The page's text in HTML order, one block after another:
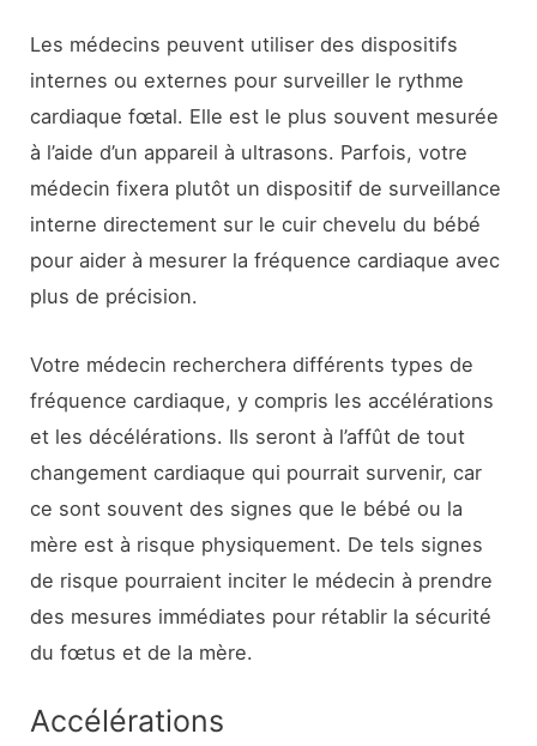
Les médecins peuvent utiliser des dispositifs
internes ou externes pour surveiller le rythme
cardiaque fœtal. Elle est le plus souvent mesurée
à l’aide d’un appareil à ultrasons. Parfois, votre
médecin fixera plutôt un dispositif de surveillance
interne directement sur le cuir chevelu du bébé
pour aider à mesurer la fréquence cardiaque avec
plus de précision.
Votre médecin recherchera différents types de
fréquence cardiaque, y compris les accélérations
et les décélérations. Ils seront à l’affût de tout
changement cardiaque qui pourrait survenir, car
ce sont souvent des signes que le bébé ou la
mère est à risque physiquement. De tels signes
de risque pourraient inciter le médecin à prendre
des mesures immédiates pour rétablir la sécurité
du fœtus et de la mère.
Accélérations